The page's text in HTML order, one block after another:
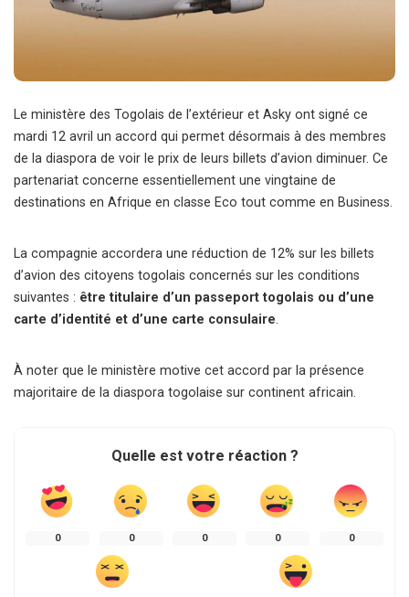
Le ministère des Togolais de l’extérieur et Asky ont signé ce
mardi 12 avril un accord qui permet désormais à des membres
de la diaspora de voir le prix de leurs billets d’avion diminuer. Ce
partenariat concerne essentiellement une vingtaine de
destinations en Afrique en classe Eco tout comme en Business.
La compagnie accordera une réduction de 12% sur les billets
d’avion des citoyens togolais concernés sur les conditions
suivantes : être titulaire d’un passeport togolais ou d’une
carte d’identité et d’une carte consulaire.
À noter que le ministère motive cet accord par la présence
majoritaire de la diaspora togolaise sur continent africain.
Quelle est votre réaction ?
0 0 0 0 0